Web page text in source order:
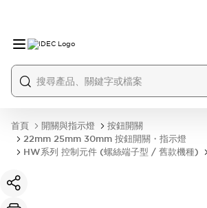
首頁 開關與指示燈
按鈕開關
22mm 25mm 30mm 按鈕開關・指示燈
HW系列 控制元件 (螺絲端子型 / 舊款機種)